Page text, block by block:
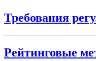
Требования
Рейтинговые